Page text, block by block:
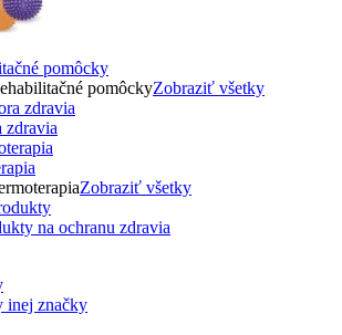
pomôcky
pomôckyZobraziť všetky
zdravia
Zobraziť všetky
na ochranu zdravia
inej značky